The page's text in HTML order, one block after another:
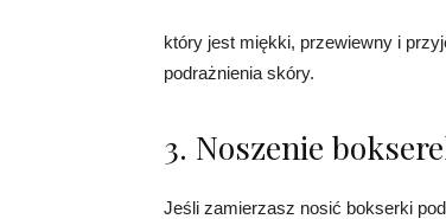
który jest miękki, przewiewny i
podrażnienia skóry.
3. Noszenie
Jeśli zamierzasz nosić bokserki